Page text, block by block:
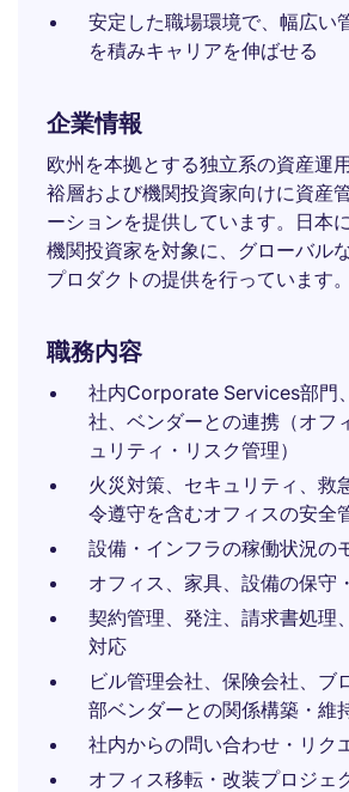
安定した職場環境で、幅広い
を積みキャリアを伸ばせる
企業情報
欧州を本拠とする独立系の資産運
裕層および機関投資家向けに資産
ーションを提供しています。日本
機関投資家を対象に、グローバル
プロダクトの提供を行っています。
職務内容
社内Corporate Services部門
社、ベンダーとの連携（オフ
ュリティ・リスク管理）
火災対策、セキュリティ、救
令遵守を含むオフィスの安全
設備・インフラの稼働状況の
オフィス、家具、設備の保守
契約管理、発注、請求書処理
対応
ビル管理会社、保険会社、ブ
部ベンダーとの関係構築・維
社内からの問い合わせ・リク
オフィス移転・改装プロジェ